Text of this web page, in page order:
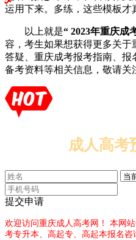
运用下来。多练，这些模板才
以上就是“ 2023年重庆成
容，考生如果想获得更多关
答疑、重庆成考报考指南、报
备考资料等相关信息，敬请关
成人高考
提交申请
欢迎访问重庆成人高考网！ 本网
考专升本、高起专、高起本报名